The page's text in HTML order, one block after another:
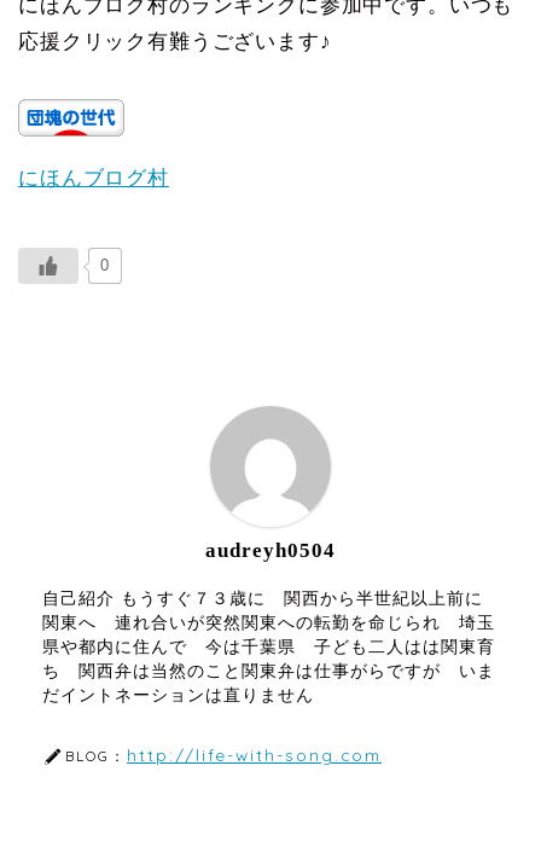
にほんブログ村のランキングに参加中です。いつも
応援クリック有難うございます♪
にほんブログ村
0
audreyh0504
自己紹介 もうすぐ７３歳に 関西から半世紀以上前に
関東へ 連れ合いが突然関東への転勤を命じられ 埼玉
県や都内に住んで 今は千葉県 子ども二人はは関東育
ち 関西弁は当然のこと関東弁は仕事がらですが いま
だイントネーションは直りません
BLOG： http://life-with-song.com